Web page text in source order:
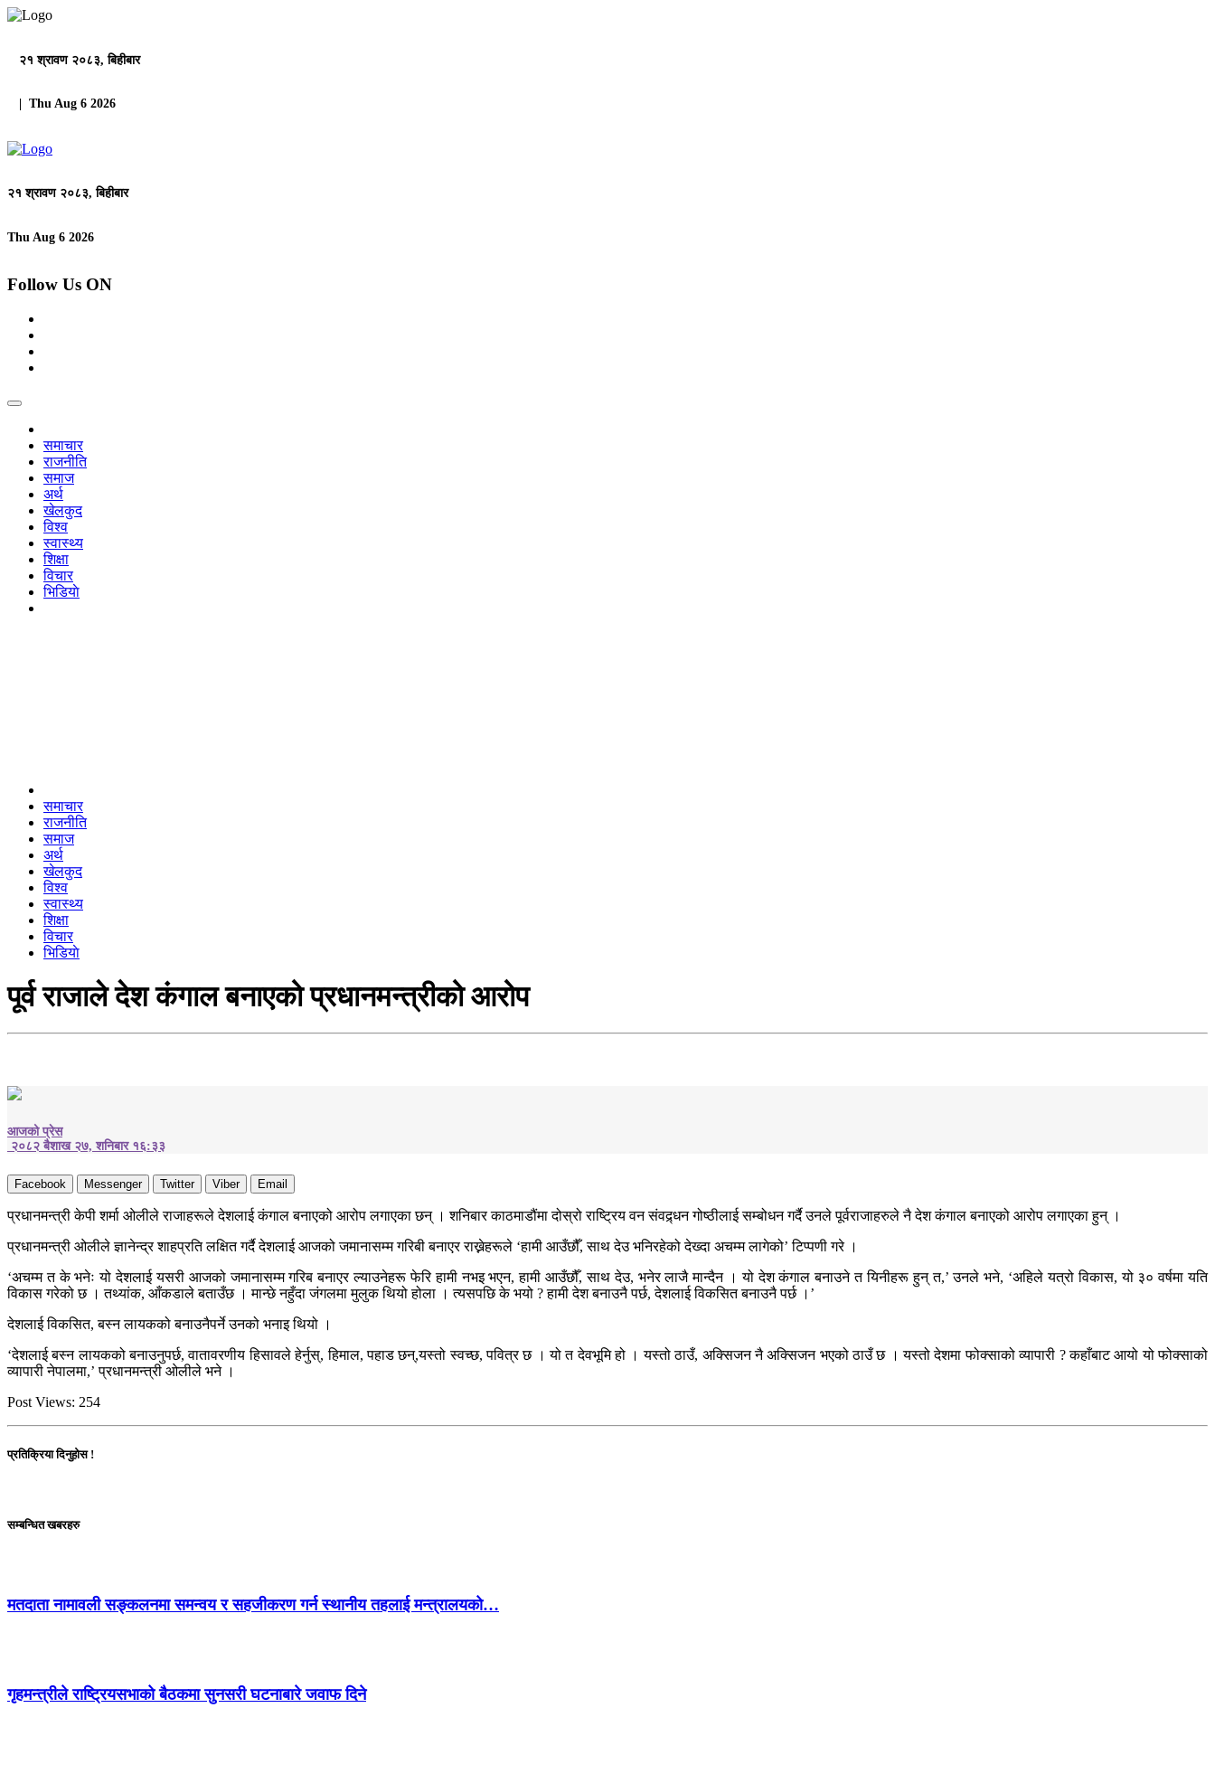
२१ श्रावण २०८३, बिहीबार
| Thu Aug 6 2026
२१ श्रावण २०८३, बिहीबार
Thu Aug 6 2026
Follow Us ON
समाचार
राजनीति
समाज
अर्थ
खेलकुद
विश्व
स्वास्थ्य
शिक्षा
विचार
भिडियाे
समाचार
राजनीति
समाज
अर्थ
खेलकुद
विश्व
स्वास्थ्य
शिक्षा
विचार
भिडियाे
पूर्व राजाले देश कंगाल बनाएको प्रधानमन्त्रीको आरोप
आजको प्रेस
२०८२ बैशाख २७, शनिबार १६:३३
Facebook Messenger Twitter Viber Email
प्रधानमन्त्री केपी शर्मा ओलीले राजाहरूले देशलाई कंगाल बनाएको आरोप लगाएका छन् । शनिबार काठमाडौंमा दोस्रो राष्ट्रिय वन संवद्र्धन गोष्ठीलाई सम्बोधन गर्दै उनले पूर्वराजाहरुले नै देश कंगाल बनाएको आरोप लगाएका हुन् ।
प्रधानमन्त्री ओलीले ज्ञानेन्द्र शाहप्रति लक्षित गर्दै देशलाई आजको जमानासम्म गरिबी बनाएर राख्नेहरूले ‘हामी आउँछौँ, साथ देउ भनिरहेको देख्दा अचम्म लागेको’ टिप्पणी गरे ।
‘अचम्म त के भनेः यो देशलाई यसरी आजको जमानासम्म गरिब बनाएर ल्याउनेहरू फेरि हामी नभइ भएन, हामी आउँछौँ, साथ देउ, भनेर लाजै मान्दैन । यो देश कंगाल बनाउने त यिनीहरू हुन् त,’ उनले भने, ‘अहिले यत्रो विकास, यो ३० वर्षमा यति
विकास गरेको छ । तथ्यांक, आँकडाले बताउँछ । मान्छे नहुँदा जंगलमा मुलुक थियो होला । त्यसपछि के भयो ? हामी देश बनाउनै पर्छ, देशलाई विकसित बनाउनै पर्छ ।’
देशलाई विकसित, बस्न लायकको बनाउनैपर्ने उनको भनाइ थियो ।
‘देशलाई बस्न लायकको बनाउनुपर्छ, वातावरणीय हिसावले हेर्नुस्, हिमाल, पहाड छन्,यस्तो स्वच्छ, पवित्र छ । यो त देवभूमि हो । यस्तो ठाउँ, अक्सिजन नै अक्सिजन भएको ठाउँ छ । यस्तो देशमा फोक्साको व्यापारी ? कहाँबाट आयो यो फोक्साको
व्यापारी नेपालमा,’ प्रधानमन्त्री ओलीले भने ।
Post Views: 254
प्रतिक्रिया दिनुहोस !
सम्बन्धित खबरहरु
मतदाता नामावली सङ्कलनमा समन्वय र सहजीकरण गर्न स्थानीय तहलाई मन्त्रालयको…
गृहमन्त्रीले राष्ट्रियसभाको बैठकमा सुनसरी घटनाबारे जवाफ दिने